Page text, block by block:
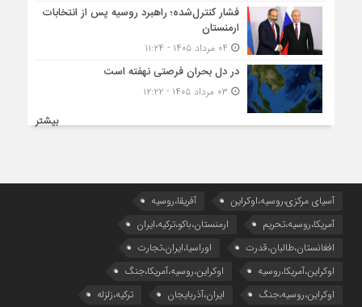
فشار کنترل‌شده؛ راهبرد روسیه پس از انتخابات
ارمنستان
در دل بحران فرصتی نهفته است
بیشتر
آسیای مرکزی،روسیه،اوکراین
آفریقا،روسیه
آمریکا،روسیه،تحریم
ارمنستان،باکو،ترکیه،ایران
افغانستان،طالبان،قدرت
اوراسیا،ایران،تجارت
اوکراین،آمریکا،روسیه
اوکراین،روسیه،آمریکا،جنگ
اوکراین،روسیه،جنگ
ایران،آذربایجان
ترکیه،زلزله